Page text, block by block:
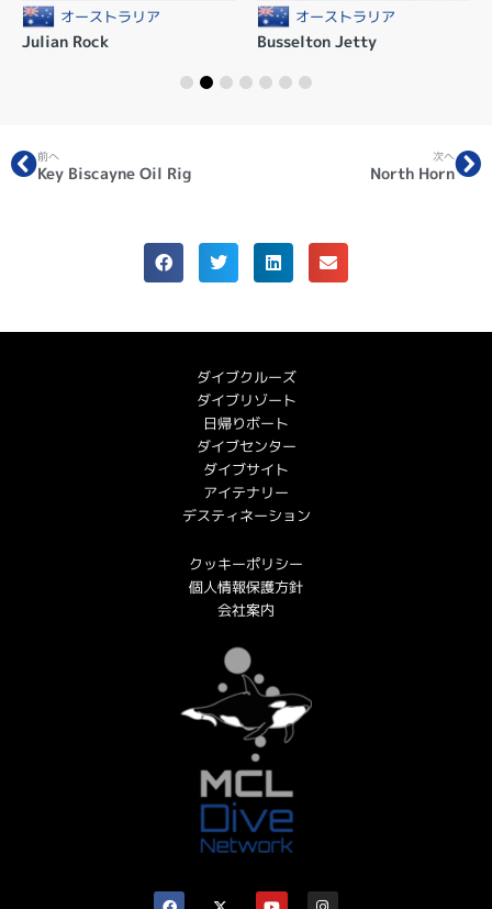
オーストラリア
Julian Rock
オーストラリア
Busselton Jetty
前へ
Key Biscayne Oil Rig
次へ
North Horn
ダイブクルーズ
ダイブリゾート
日帰りボート
ダイブセンター
ダイブサイト
アイテナリー
デスティネーション
クッキーポリシー
個人情報保護方針
会社案内